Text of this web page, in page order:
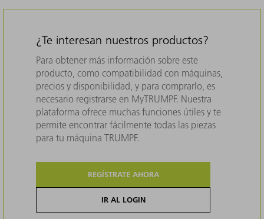
¿Te interesan nuestros productos?
Para obtener más información sobre este
producto, como compatibilidad con máquinas,
precios y disponibilidad, y para comprarlo, es
necesario registrarse en MyTRUMPF. Nuestra
plataforma ofrece muchas funciones útiles y te
permite encontrar fácilmente todas las piezas
para tu máquina TRUMPF.
REGÍSTRATE AHORA
IR AL LOGIN